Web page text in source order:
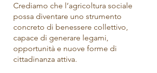
Crediamo che l’agricoltura sociale
possa diventare uno strumento
concreto di benessere collettivo,
capace di generare legami,
opportunità e nuove forme di
cittadinanza attiva.